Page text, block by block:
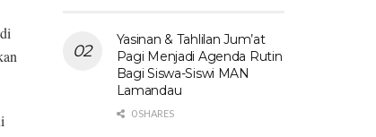
Yasinan & Tahlilan Jum’at
Pagi Menjadi Agenda Rutin
Bagi Siswa-Siswi MAN
Lamandau
0 SHARES